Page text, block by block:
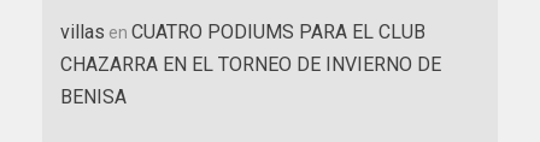
villas en CUATRO PODIUMS PARA EL CLUB
CHAZARRA EN EL TORNEO DE INVIERNO DE
BENISA